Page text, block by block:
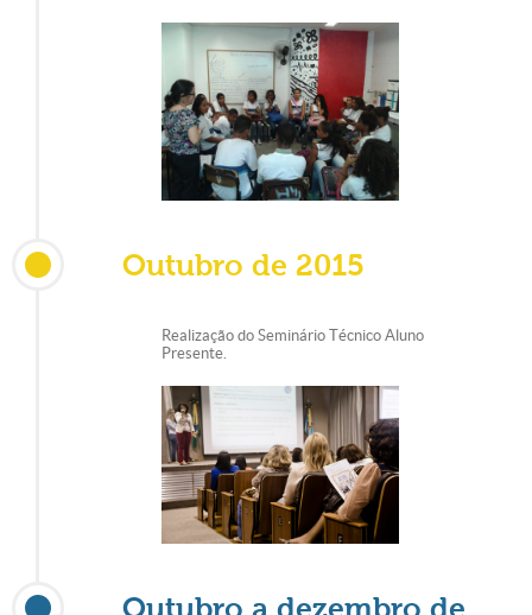
Outubro de 2015
Realização do Seminário Técnico Aluno
Presente.